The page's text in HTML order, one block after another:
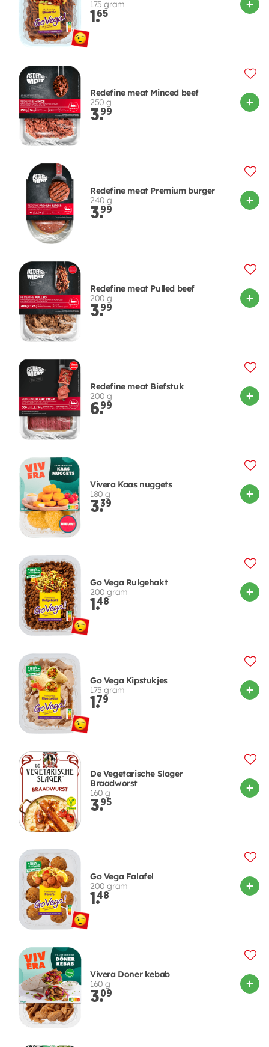
175 gram
1.65
Redefine meat Minced beef
250 g
3.99
Redefine meat Premium burger
240 g
3.99
Redefine meat Pulled beef
200 g
3.99
Redefine meat Biefstuk
200 g
6.99
Vivera Kaas nuggets
180 g
3.39
Go Vega Rulgehakt
200 gram
1.48
Go Vega Kipstukjes
175 gram
1.79
De Vegetarische Slager
Braadworst
160 g
3.95
Go Vega Falafel
200 gram
1.48
Vivera Doner kebab
160 g
3.09